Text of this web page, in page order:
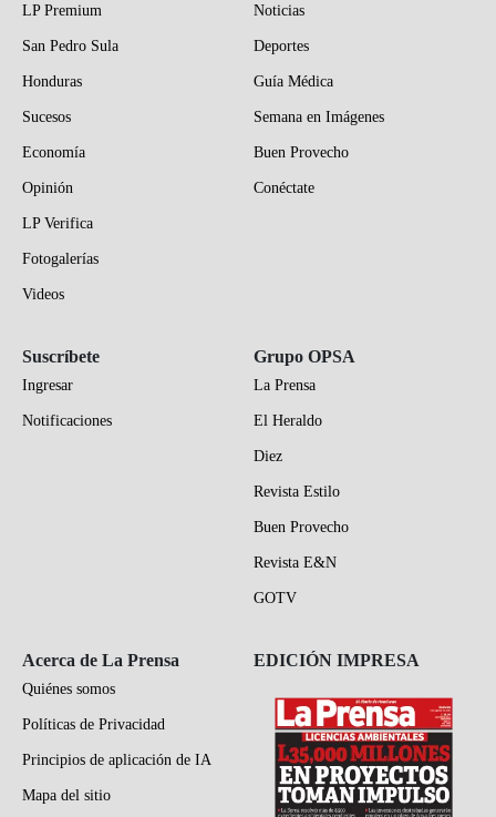
LP Premium
San Pedro Sula
Honduras
Sucesos
Economía
Opinión
LP Verifica
Fotogalerías
Videos
Noticias
Deportes
Guía Médica
Semana en Imágenes
Buen Provecho
Conéctate
Suscríbete
Ingresar
Notificaciones
Grupo OPSA
La Prensa
El Heraldo
Diez
Revista Estilo
Buen Provecho
Revista E&N
GOTV
Acerca de La Prensa
Quiénes somos
Políticas de Privacidad
Principios de aplicación de IA
Mapa del sitio
EDICIÓN IMPRESA